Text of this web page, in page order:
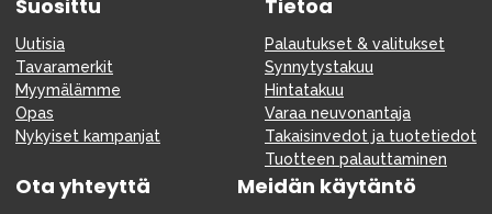
Suosittu
Uutisia
Tavaramerkit
Myymälämme
Opas
Nykyiset kampanjat
Tietoa
Palautukset & valitukset
Synnytystakuu
Hintatakuu
Varaa neuvonantaja
Takaisinvedot ja tuotetiedot
Tuotteen palauttaminen
Ota yhteyttä Meidän käytäntö